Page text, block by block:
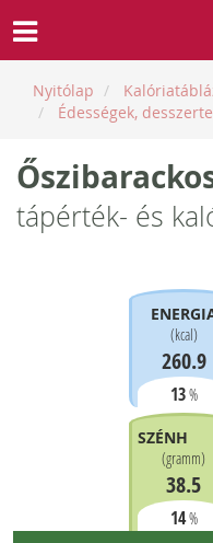
Nyitólap
Édességek,
tápérték- és
(kcal)
260.9
13%
(gramm)
38.5
14%